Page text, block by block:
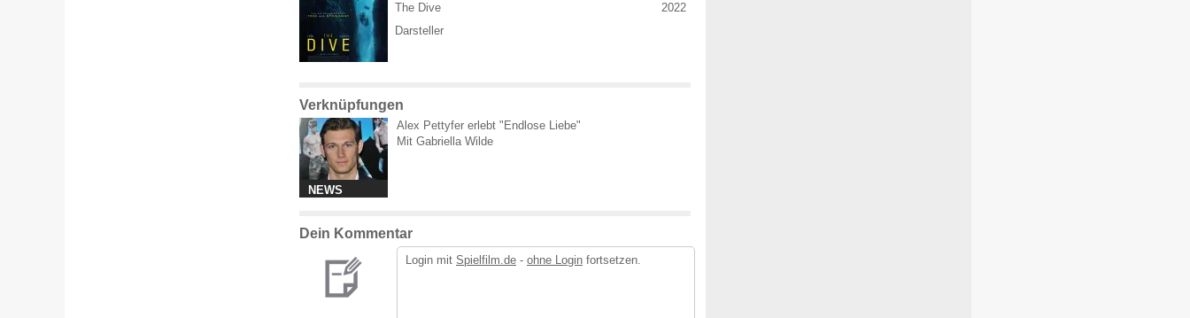
The Dive
Darsteller
2022
Verknüpfungen
NEWS
Alex Pettyfer erlebt "Endlose Liebe"
Mit Gabriella Wilde
Dein Kommentar
Login mit Spielfilm.de - ohne Login fortsetzen.